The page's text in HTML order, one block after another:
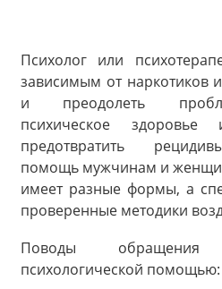
Психолог или
зависимым от наркотиков
и преодолеть
психическое
предотвратить
помощь мужчинам и
имеет разные формы, а
проверенные методики
Поводы
психологической помощью: